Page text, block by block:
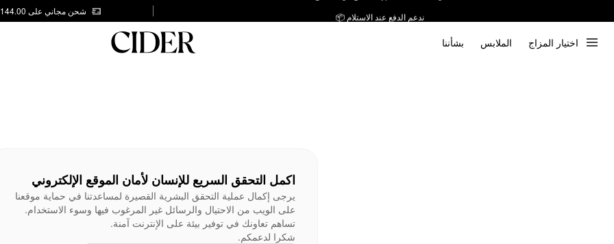
ندعم الدفع عند الاستلام 📦 شحن مجاني على AED 144.00
اختيار المزاج الملابس بشأننا
اكمل التحقق السريع للإنسان لأمان الموقع الإلكتروني
يرجى إكمال عملية التحقق البشرية القصيرة لمساعدتنا في حماية موقعنا
على الويب من الاحتيال والرسائل غير المرغوب فيها وسوء الاستخدام.
تساهم تعاونك في توفير بيئة على الإنترنت آمنة.
شكرا لدعمكم.